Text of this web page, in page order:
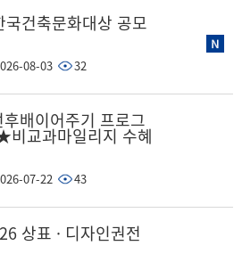
건축문화대상 공모
08-03 32
배이어주기 프로그
교과마일리지 수혜
07-22 43
상표 · 디자인권전